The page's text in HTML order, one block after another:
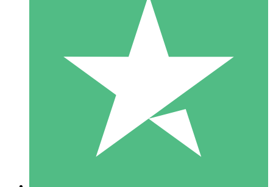
Paquetes de Créditos Individuales
Paga según el uso con créditos de descarga. Sin compromiso
10 00